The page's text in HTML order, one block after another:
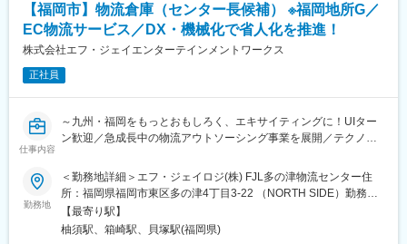
当社では、省人化・省力化に向けたテクノロジーの活用を進めて
おりますので
将来的に、BIツール等を活用した生産性・収益性のチェックや、
【出向先情報】
本社住所：〒812-0018 福岡市博多区住吉1丁目2番25号 キャナ
ルシティ・ビジネスセンタービルB1F
■キャリアパス：
・新規事業特有のスピード感の中、新しい試みに自由な発想で試
せるため、経験の幅が広がります
【福岡市】物流倉庫（センター長候補） ※福岡地所G／
EC物流サービス／DX・機械化で省人化を推進！
株式会社エフ・ジェイエンターテインメントワークス
正社員
仕事内容
～九州・福岡をもっとおもしろく、エキサイティングに！UIター
ン歓迎／急成長中の物流アウトソーシング事業を展開／テクノロ
■当社について：
エフ・ジェイロジ株式会社は、地域に密着してオフィスビル開
発、不動産賃貸事業等を行う福岡の大手総合ディベロッパー福岡
地所のグループ会社です。その中で、EC物流事業（物流アウトソ
勤務地
＜勤務地詳細＞エフ・ジェイロジ(株) FJL多の津物流センター住
所：福岡県福岡市東区多の津4丁目3-22 （NORTH SIDE）勤務地
最寄駅：篠栗線／柚須駅受動喫煙対策：屋内全面禁煙変更の範
囲：会社の定める事業所
【最寄り駅】
柚須駅、箱崎駅、貝塚駅(福岡県)